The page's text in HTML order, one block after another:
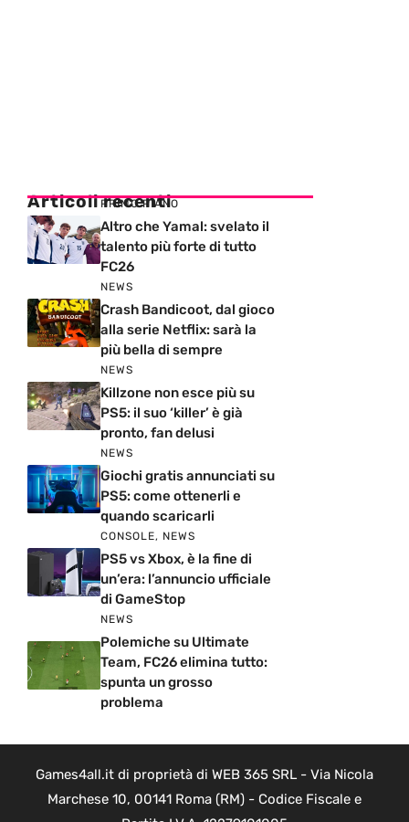
Articoli recenti
PRIMO PIANO
Altro che Yamal: svelato il
talento più forte di tutto
FC26
NEWS
Crash Bandicoot, dal gioco
alla serie Netflix: sarà la
più bella di sempre
NEWS
Killzone non esce più su
PS5: il suo ‘killer’ è già
pronto, fan delusi
NEWS
Giochi gratis annunciati su
PS5: come ottenerli e
quando scaricarli
CONSOLE, NEWS
PS5 vs Xbox, è la fine di
un’era: l’annuncio ufficiale
di GameStop
NEWS
Polemiche su Ultimate
Team, FC26 elimina tutto:
spunta un grosso
problema
Games4all.it di proprietà di WEB 365 SRL - Via Nicola
Marchese 10, 00141 Roma (RM) - Codice Fiscale e